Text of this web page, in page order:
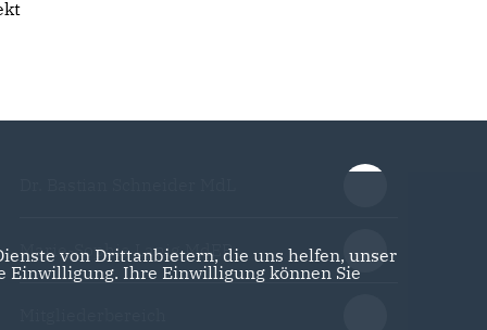
Marie-Sophie Lanig MdEP
von Drittanbietern, die uns helfen, unser
Einwilligung. Ihre Einwilligung können Sie